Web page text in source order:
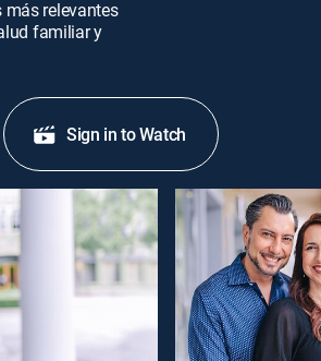
más relevantes
familiar y
Sign in to Watch